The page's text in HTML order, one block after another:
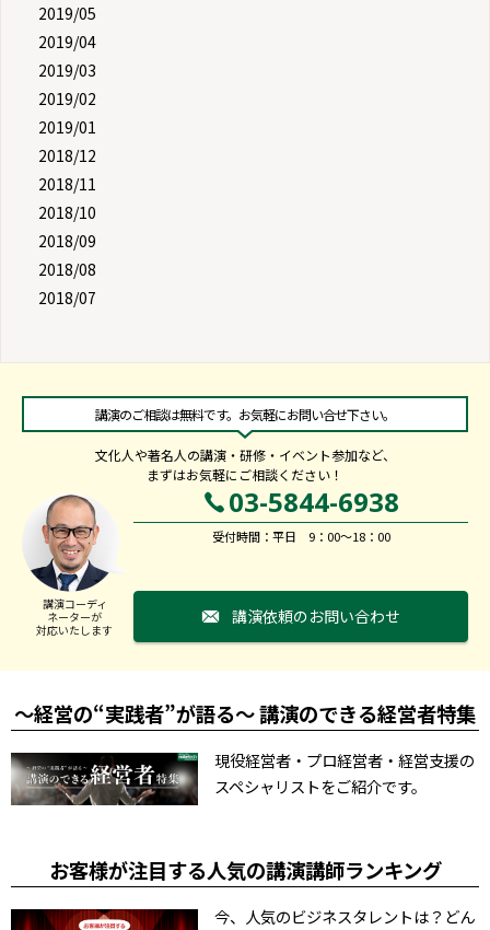
2019/05
2019/04
2019/03
2019/02
2019/01
2018/12
2018/11
2018/10
2018/09
2018/08
2018/07
講演のご相談は無料です。お気軽にお問い合せ下さい。
文化人や著名人の講演・研修・イベント参加など、
まずはお気軽にご相談ください！
講演コーディ
ネーターが
対応いたします
03-5844-6938
受付時間：平日 9：00～18：00
講演依頼のお問い合わせ
～経営の“実践者”が語る～ 講演のできる経営者特集
現役経営者・プロ経営者・経営支援の
スペシャリストをご紹介です。
お客様が注目する人気の講演講師ランキング
今、人気のビジネスタレントは？どん